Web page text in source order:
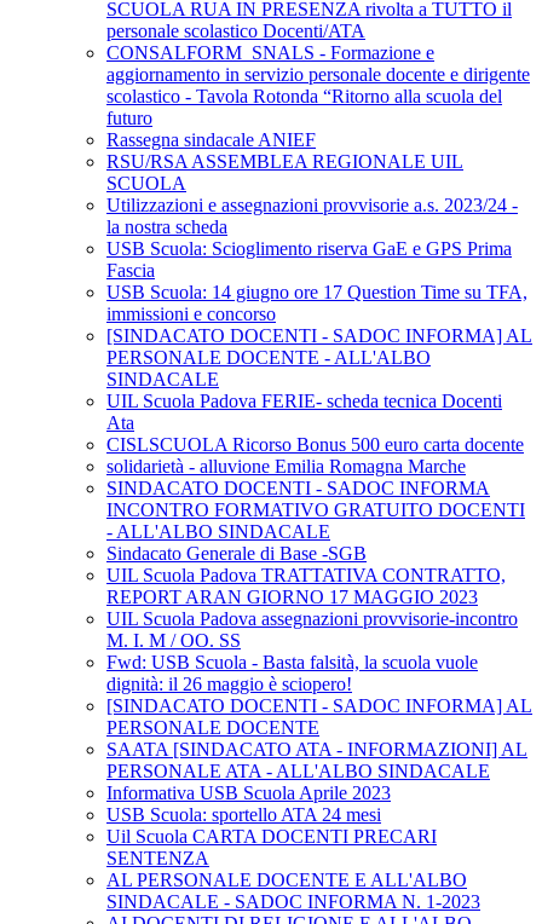
SCUOLA RUA IN PRESENZA rivolta a TUTTO il
personale scolastico Docenti/ATA
CONSALFORM_SNALS - Formazione e
aggiornamento in servizio personale docente e dirigente
scolastico - Tavola Rotonda “Ritorno alla scuola del
futuro
Rassegna sindacale ANIEF
RSU/RSA ASSEMBLEA REGIONALE UIL
SCUOLA
Utilizzazioni e assegnazioni provvisorie a.s. 2023/24 -
la nostra scheda
USB Scuola: Scioglimento riserva GaE e GPS Prima
Fascia
USB Scuola: 14 giugno ore 17 Question Time su TFA,
immissioni e concorso
[SINDACATO DOCENTI - SADOC INFORMA] AL
PERSONALE DOCENTE - ALL'ALBO
SINDACALE
UIL Scuola Padova FERIE- scheda tecnica Docenti
Ata
CISLSCUOLA Ricorso Bonus 500 euro carta docente
solidarietà - alluvione Emilia Romagna Marche
SINDACATO DOCENTI - SADOC INFORMA
INCONTRO FORMATIVO GRATUITO DOCENTI
- ALL'ALBO SINDACALE
Sindacato Generale di Base -SGB
UIL Scuola Padova TRATTATIVA CONTRATTO,
REPORT ARAN GIORNO 17 MAGGIO 2023
UIL Scuola Padova assegnazioni provvisorie-incontro
M. I. M / OO. SS
Fwd: USB Scuola - Basta falsità, la scuola vuole
dignità: il 26 maggio è sciopero!
[SINDACATO DOCENTI - SADOC INFORMA] AL
PERSONALE DOCENTE
SAATA [SINDACATO ATA - INFORMAZIONI] AL
PERSONALE ATA - ALL'ALBO SINDACALE
Informativa USB Scuola Aprile 2023
USB Scuola: sportello ATA 24 mesi
Uil Scuola CARTA DOCENTI PRECARI
SENTENZA
AL PERSONALE DOCENTE E ALL'ALBO
SINDACALE - SADOC INFORMA N. 1-2023